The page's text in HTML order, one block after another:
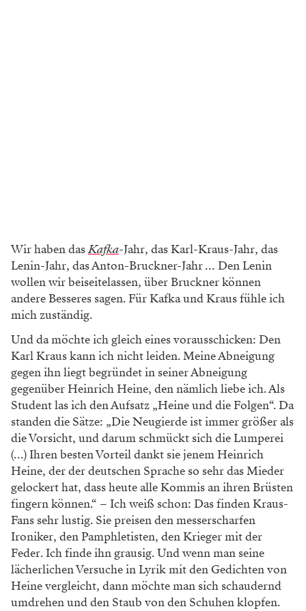
Wir haben dasKafka-Jahr, das Karl-Kraus-Jahr, das
Lenin-Jahr, das Anton-Bruckner-Jahr … Den Lenin
wollen wir beiseitelassen, über Bruckner können
andere Besseres sagen. Für Kafka und Kraus fühle ich
mich zuständig.
Und da möchte ich gleich eines vorausschicken: Den
Karl Kraus kann ich nicht leiden. Meine Abneigung
gegen ihn liegt begründet in seiner Abneigung
gegenüber Heinrich Heine, den nämlich liebe ich. Als
Student las ich den Aufsatz „Heine und die Folgen“. Da
standen die Sätze: „Die Neugierde ist immer größer als
die Vorsicht, und darum schmückt sich die Lumperei
(…) Ihren besten Vorteil dankt sie jenem Heinrich
Heine, der der deutschen Sprache so sehr das Mieder
gelockert hat, dass heute alle Kommis an ihren Brüsten
fingern können.“ – Ich weiß schon: Das finden Kraus-
Fans sehr lustig. Sie preisen den messerscharfen
Ironiker, den Pamphletisten, den Krieger mit der
Feder. Ich finde ihn grausig. Und wenn man seine
lächerlichen Versuche in Lyrik mit den Gedichten von
Heine vergleicht, dann möchte man sich schaudernd
umdrehen und den Staub von den Schuhen klopfen.